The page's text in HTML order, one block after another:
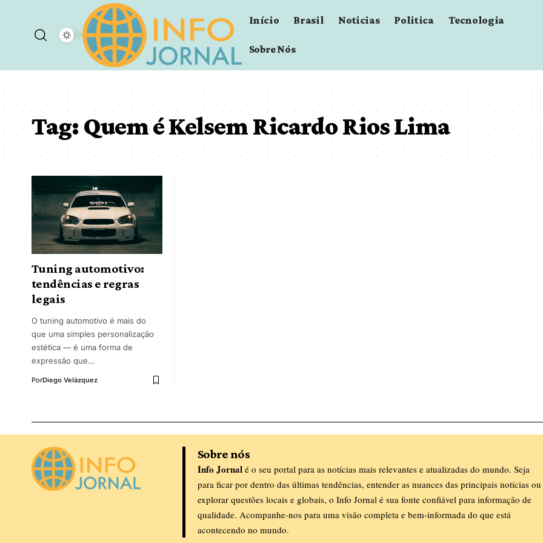
Início Brasil Noticias Politica Tecnologia
Sobre Nós
Tag: Quem é Kelsem Ricardo Rios Lima
Tuning automotivo:
tendências e regras
legais
O tuning automotivo é mais do
que uma simples personalização
estética — é uma forma de
expressão que…
PorDiego Velázquez
Sobre nós
Info Jornalé o seu portal para as notícias mais relevantes e atualizadas do mundo. Seja
para ficar por dentro das últimas tendências, entender as nuances das principais notícias ou
explorar questões locais e globais, o Info Jornal é sua fonte confiável para informação de
qualidade. Acompanhe-nos para uma visão completa e bem-informada do que está
acontecendo no mundo.